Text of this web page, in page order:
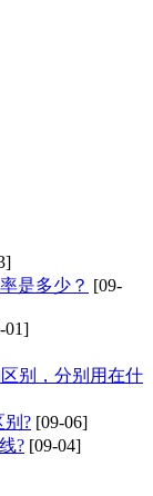
是多少？ [09-
01]
别，分别用在什
别? [09-06]
? [09-04]